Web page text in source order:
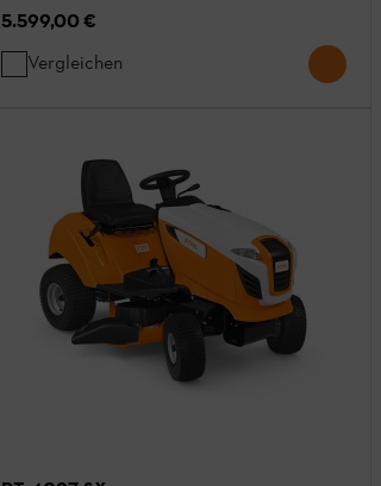
5.599,00 €
Vergleichen